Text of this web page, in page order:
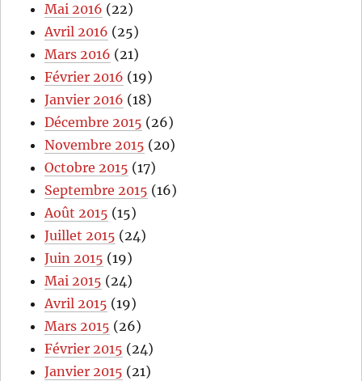
Mai 2016 (22)
Avril 2016 (25)
Mars 2016 (21)
Février 2016 (19)
Janvier 2016 (18)
Décembre 2015 (26)
Novembre 2015 (20)
Octobre 2015 (17)
Septembre 2015 (16)
Août 2015 (15)
Juillet 2015 (24)
Juin 2015 (19)
Mai 2015 (24)
Avril 2015 (19)
Mars 2015 (26)
Février 2015 (24)
Janvier 2015 (21)